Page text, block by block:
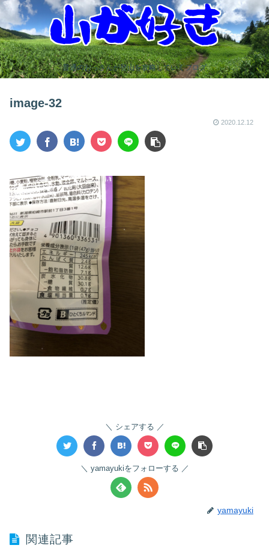
普通のおっさんが登山を攻略していくブログ
image-32
2020.12.12
シェアする
yamayukiをフォローする
yamayuki
関連記事